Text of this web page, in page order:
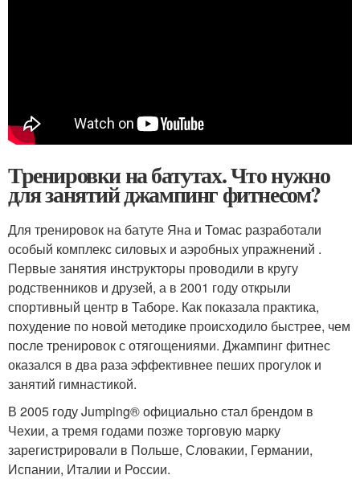
Тренировки на батутах. Что нужно
для занятий джампинг фитнесом?
Для тренировок на батуте Яна и Томас разработали
особый комплекс силовых и аэробных упражнений .
Первые занятия инструкторы проводили в кругу
родственников и друзей, а в 2001 году открыли
спортивный центр в Таборе. Как показала практика,
похудение по новой методике происходило быстрее, чем
после тренировок с отягощениями. Джампинг фитнес
оказался в два раза эффективнее пеших прогулок и
занятий гимнастикой.
В 2005 году Jumping® официально стал брендом в
Чехии, а тремя годами позже торговую марку
зарегистрировали в Польше, Словакии, Германии,
Испании, Италии и России.